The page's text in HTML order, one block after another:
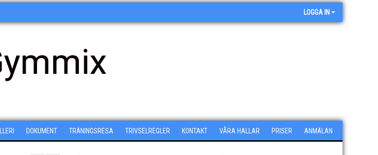
LOGGA IN
DOKUMENT TRÄNINGSRESA TRIVSELREGLER KONTAKT VÅRA HALLAR PRISER ANMÄLAN